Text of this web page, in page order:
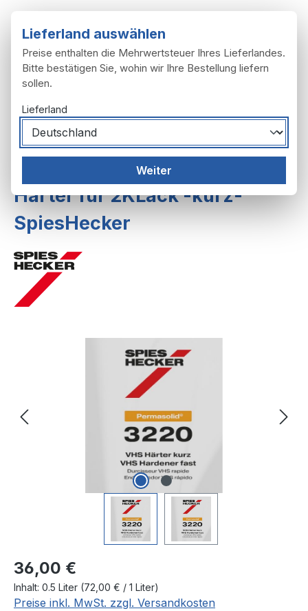
Farben, Lacke
Härter für 2KLack -kurz-
SpiesHecker
Regulärer Preis:
36,00 €
Inhalt: 0.5 Liter (72,00 € / 1 Liter)
Preise inkl. MwSt. zzgl. Versandkosten
Lieferland auswählen
Preise enthalten die Mehrwertsteuer Ihres Lieferlandes.
Bitte bestätigen Sie, wohin wir Ihre Bestellung liefern
sollen.
Lieferland
Weiter